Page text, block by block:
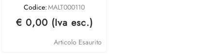
Codice:MALT000110
€ 0,00 (Iva esc.)
Articolo Esaurito